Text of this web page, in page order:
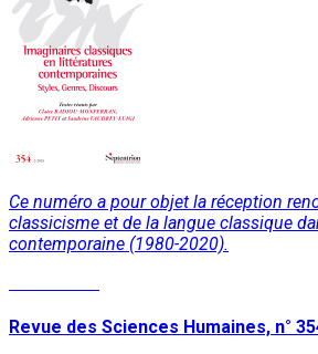
Ce numéro a pour objet la réception
classicisme et de la langue classique
contemporaine (1980-2020).
Revue des Sciences Humaines, n°